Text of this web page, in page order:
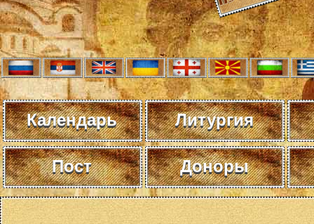
Календарь Литургия
Пост Доноры